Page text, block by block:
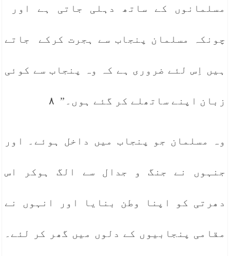
مسلمانوں کے ساتھ دہلی جاتی ہے اور
چونکہ مسلمان پنجاب سے ہجرت کرکے جاتے
ہیں اِس لئے ضروری ہے کہ وہ پنجاب سے کوئی
زبان اپنے ساتھلے کر گئے ہوں۔” ٨
وہ مسلمان جو پنجاب میں داخل ہوئے۔ اور
جنہوں نے جنگ و جدال سے الگ ہوکر اس
دھرتی کو اپنا وطن بنایا اور انہوں نے
مقامی پنجابیوں کے دلوں میں گھر کر لئے۔